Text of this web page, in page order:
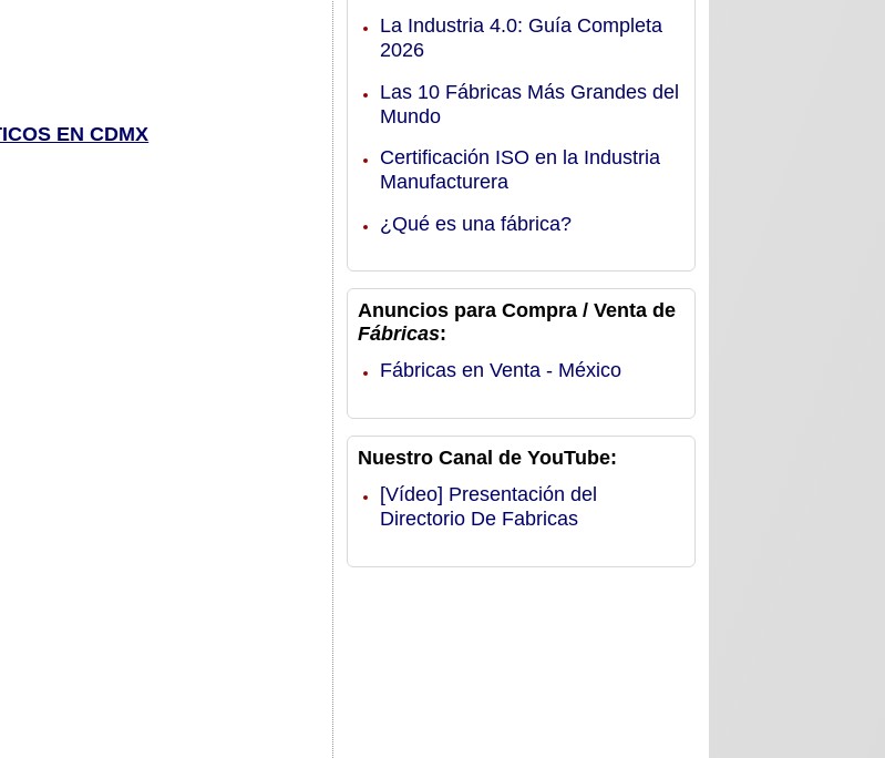
EN CDMX
La Industria 4.0: Guía Completa
2026
Las 10 Fábricas Más Grandes del
Mundo
Certificación ISO en la Industria
Manufacturera
¿Qué es una fábrica?
Anuncios para Compra / Venta de
Fábricas:
Fábricas en Venta - México
Nuestro Canal de YouTube:
[Vídeo] Presentación del
Directorio De Fabricas